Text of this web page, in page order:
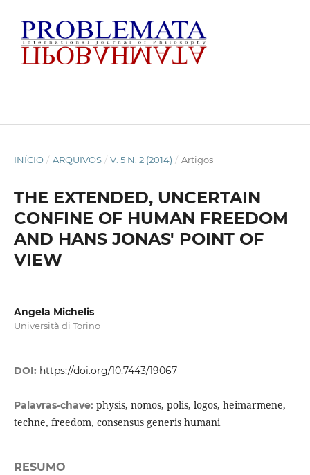
INÍCIO / ARQUIVOS / V. 5 N. 2 (2014) / Artigos
THE EXTENDED, UNCERTAIN
CONFINE OF HUMAN FREEDOM
AND HANS JONAS' POINT OF
VIEW
Angela Michelis
Università di Torino
DOI: https://doi.org/10.7443/19067
Palavras-chave: physis, nomos, polis, logos, heimarmene,
techne, freedom, consensus generis humani
RESUMO